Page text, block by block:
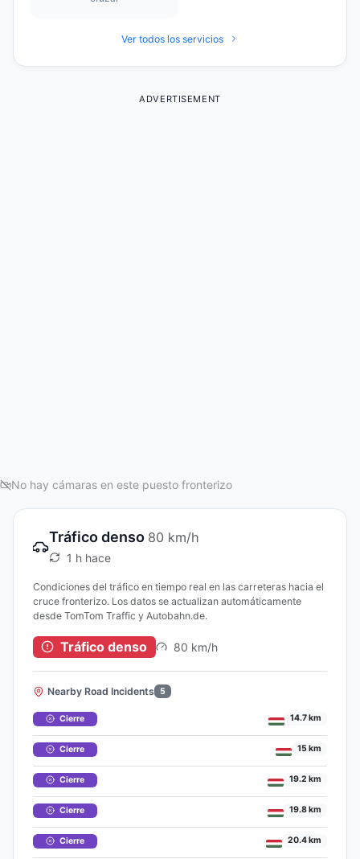
Ver todos los servicios
ADVERTISEMENT
No hay cámaras en este puesto fronterizo
Tráfico denso 80 km/h
1 h hace
Condiciones del tráfico en tiempo real en las carreteras hacia el
cruce fronterizo. Los datos se actualizan automáticamente
desde TomTom Traffic y Autobahn.de.
Tráfico denso 80 km/h
Nearby Road Incidents 5
Cierre 14.7 km
Cierre 15 km
Cierre 19.2 km
Cierre 19.8 km
Cierre 20.4 km